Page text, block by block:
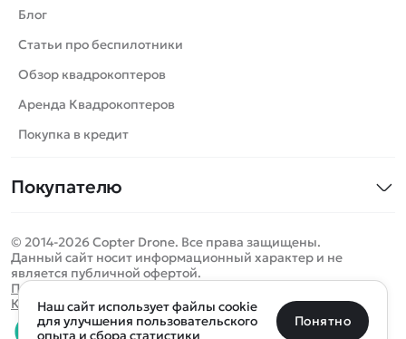
Вертолеты
Катера
Роботы
Самолеты
Сборные модели
Спецтехника
Игрушки
Запчасти для моделей
Бренды
Блог
Статьи про беспилотники
Обзор квадрокоптеров
Аренда Квадрокоптеров
Покупка в кредит
Покупателю
Оплата и доставка
Помощь
Отследить заказ
© 2014-2026 Copter Drone. Все права защищены.
Данный сайт носит информационный характер и не
является публичной офертой.
Политика конфиденциальности
Карта сайта
Определить местоположение
Санкт-Петербург Москва Майкоп Уфа
Наш сайт использует файлы cookie
для улучшения пользовательского
опыта и сбора статистики
Понятно